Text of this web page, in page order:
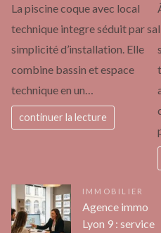
La piscine coque avec local
technique integre séduit par sa
simplicité d’installation. Elle
combine bassin et espace
technique en un…
continuer la lecture
IMMOBILIER
Agence immo
Lyon 9 : service